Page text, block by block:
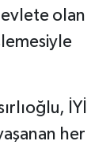
olan
İYİ
her